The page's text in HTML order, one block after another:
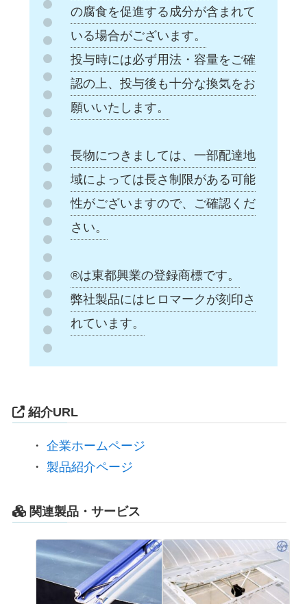
の腐食を促進する成分が含まれて
いる場合がございます。
投与時には必ず用法・容量をご確
認の上、投与後も十分な換気をお
願いいたします。
長物につきましては、一部配達地
域によっては長さ制限がある可能
性がございますので、ご確認くだ
さい。
®は東都興業の登録商標です。
弊社製品にはヒロマークが刻印さ
れています。
紹介URL
・ 企業ホームページ
・ 製品紹介ページ
関連製品・サービス